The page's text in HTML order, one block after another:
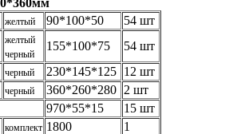
желтый 90*100*50
54 шт
желтый
черный
155*100*75
54 шт
черный 230*145*125 12 шт
черный 360*260*280 2 шт
970*55*15
15 шт
комплект 1800
1